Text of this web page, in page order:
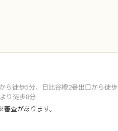
ら徒歩5分、日比谷線2番出口から徒歩
り徒歩8分
査があります。